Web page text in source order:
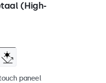
(High-
paneel